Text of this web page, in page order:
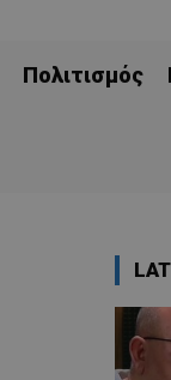
Πολιτισμός